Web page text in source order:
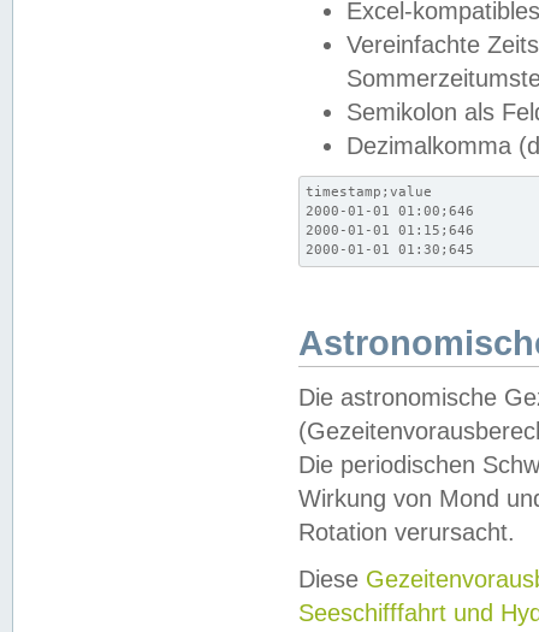
Excel-
Vereinfachte
Semikolon als
Dezimalkomma
timestamp;value
2000-01-01 01:00;646
2000-01-01 01:15;646
2000-01-01 01:30;645
Die astronomische
Die periodischen
Wirkung von Mond
Rotation verursacht.
Diese
Seeschifffahrt und